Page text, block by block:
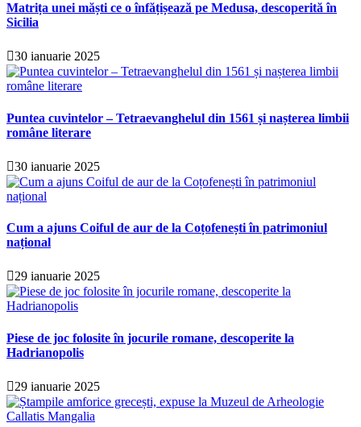
Matrița unei măști ce o înfățișează pe Medusa, descoperită în
Sicilia
30 ianuarie 2025
Puntea cuvintelor – Tetraevanghelul din 1561 și nașterea limbii
române literare
30 ianuarie 2025
Cum a ajuns Coiful de aur de la Coțofenești în patrimoniul
național
29 ianuarie 2025
Piese de joc folosite în jocurile romane, descoperite la
Hadrianopolis
29 ianuarie 2025